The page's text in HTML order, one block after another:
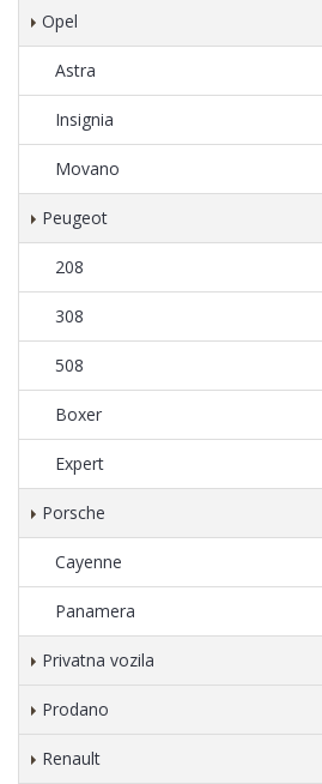
Opel
Astra
Insignia
Movano
Peugeot
208
308
508
Boxer
Expert
Porsche
Cayenne
Panamera
Privatna vozila
Prodano
Renault